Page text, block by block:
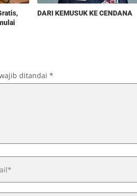
DARI KEMUSUK KE CENDANA
ditandai *